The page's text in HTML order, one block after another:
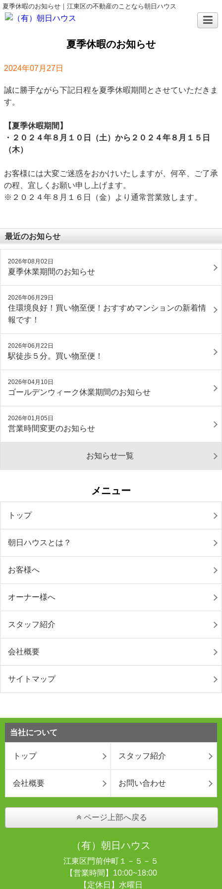
夏季休暇のお知らせ｜江東区の不動産のことなら朝日ハウス
夏季休暇のお知らせ
2024年07月27日
誠に勝手ながら下記日程を夏季休暇期間とさせていただきま
す。
【夏季休暇期間】
・２０２４年８月１０日（土）から２０２４年８月１５日
（木）
お客様には大変ご迷惑をおかけいたしますが、何卒、ご了承
の程、宜しくお願い申し上げます。
※２０２４年８月１６日（金）より通常営業致します。
最近のお知らせ
2026年08月02日
夏季休業期間のお知らせ
2026年06月29日
住環境良好！買い物至便！おすすめマンションの新着情
報です！
2026年06月22日
駅徒歩５分。買い物至便！
2026年04月10日
ゴールデンウィーク休業期間のお知らせ
2026年01月05日
営業時間変更のお知らせ
お知らせ一覧
メニュー
トップ
朝日ハウスとは？
お客様へ
オーナー様へ
スタッフ紹介
会社概要
サイトマップ
当社について
トップ スタッフ紹介
会社概要 お問い合わせ
ページ上部へ戻る
（有）朝日ハウス
江東区門前仲町１－５－５
【営業時間】10:00~18:00
【定休日】水曜日